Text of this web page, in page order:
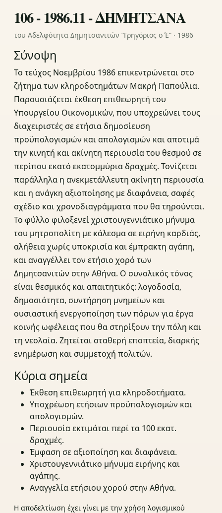
106 - 1986.11 - ΔΗΜΗΤΣΑΝΑ
του Αδελφότητα Δημητσανιτών “Γρηγόριος ο Έ” · 1986
Σύνοψη
Το τεύχος Νοεμβρίου 1986 επικεντρώνεται στο
ζήτημα των κληροδοτημάτων Μακρή Παπούλια.
Παρουσιάζεται έκθεση επιθεωρητή του
Υπουργείου Οικονομικών, που υποχρεώνει τους
διαχειριστές σε ετήσια δημοσίευση
προϋπολογισμών και απολογισμών και αποτιμά
την κινητή και ακίνητη περιουσία του θεσμού σε
περίπου εκατό εκατομμύρια δραχμές. Τονίζεται
παράλληλα η ανεκμετάλλευτη ακίνητη περιουσία
και η ανάγκη αξιοποίησης με διαφάνεια, σαφές
σχέδιο και χρονοδιαγράμματα που θα τηρούνται.
Το φύλλο φιλοξενεί χριστουγεννιάτικο μήνυμα
του μητροπολίτη με κάλεσμα σε ειρήνη καρδιάς,
αλήθεια χωρίς υποκρισία και έμπρακτη αγάπη,
και αναγγέλλει τον ετήσιο χορό των
Δημητσανιτών στην Αθήνα. Ο συνολικός τόνος
είναι θεσμικός και απαιτητικός: λογοδοσία,
δημοσιότητα, συντήρηση μνημείων και
ουσιαστική ενεργοποίηση των πόρων για έργα
κοινής ωφέλειας που θα στηρίξουν την πόλη και
τη νεολαία. Ζητείται σταθερή εποπτεία, διαρκής
ενημέρωση και συμμετοχή πολιτών.
Κύρια σημεία
Έκθεση επιθεωρητή για κληροδοτήματα.
Υποχρέωση ετήσιων προϋπολογισμών και
απολογισμών.
Περιουσία εκτιμάται περί τα 100 εκατ.
δραχμές.
Έμφαση σε αξιοποίηση και διαφάνεια.
Χριστουγεννιάτικο μήνυμα ειρήνης και
αγάπης.
Αναγγελία ετήσιου χορού στην Αθήνα.
Η αποδελτίωση έχει γίνει με την χρήση λογισμικού